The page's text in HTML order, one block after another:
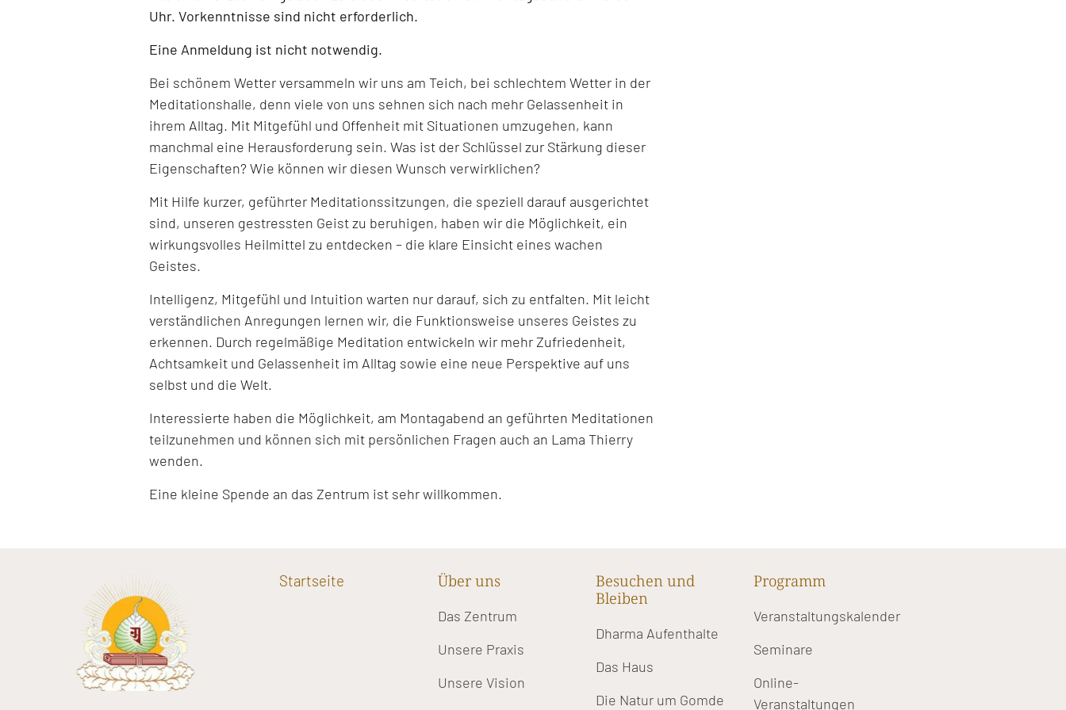
Uhr. Vorkenntnisse sind nicht erforderlich.
Eine Anmeldung ist nicht notwendig.
Bei schönem Wetter versammeln wir uns am Teich, bei schlechtem Wetter in der
Meditationshalle, denn viele von uns sehnen sich nach mehr Gelassenheit in
ihrem Alltag. Mit Mitgefühl und Offenheit mit Situationen umzugehen, kann
manchmal eine Herausforderung sein. Was ist der Schlüssel zur Stärkung dieser
Eigenschaften? Wie können wir diesen Wunsch verwirklichen?
Mit Hilfe kurzer, geführter Meditationssitzungen, die speziell darauf ausgerichtet
sind, unseren gestressten Geist zu beruhigen, haben wir die Möglichkeit, ein
wirkungsvolles Heilmittel zu entdecken – die klare Einsicht eines wachen
Geistes.
Intelligenz, Mitgefühl und Intuition warten nur darauf, sich zu entfalten. Mit leicht
verständlichen Anregungen lernen wir, die Funktionsweise unseres Geistes zu
erkennen. Durch regelmäßige Meditation entwickeln wir mehr Zufriedenheit,
Achtsamkeit und Gelassenheit im Alltag sowie eine neue Perspektive auf uns
selbst und die Welt.
Interessierte haben die Möglichkeit, am Montagabend an geführten Meditationen
teilzunehmen und können sich mit persönlichen Fragen auch an Lama Thierry
wenden.
Eine kleine Spende an das Zentrum ist sehr willkommen.
Startseite Über uns
Das Zentrum
Unsere Praxis
Unsere Vision
Besuchen und
Bleiben
Dharma Aufenthalte
Das Haus
Die Natur um Gomde
Programm
Veranstaltungskalender
Seminare
Online-
Veranstaltungen